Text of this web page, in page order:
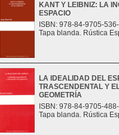
KANT Y LEIBNIZ: LA
ESPACIO
ISBN: 978-84-9705-
Tapa blanda. Rústica
LA IDEALIDAD DEL
TRASCENDENTAL Y
GEOMETRÍA
ISBN: 978-84-9705-
Tapa blanda. Rústica